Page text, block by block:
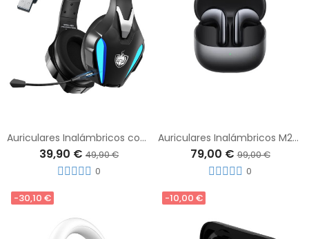
Auriculares Inalámbricos con Diadema Retráctil Phoinikas Q5S para PS4/PS5/PC con Micrófono + Adaptador USB - C
39,90 € 49,90 €
0
Auriculares Inalámbricos M23E1E1 Xiaomi Buds 5 ANC Negro Grafito
79,00 €99,00 €
0
-30,10 € -10,00 €